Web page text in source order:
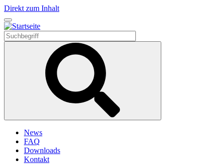
Direkt zum Inhalt
News
FAQ
Downloads
Kontakt